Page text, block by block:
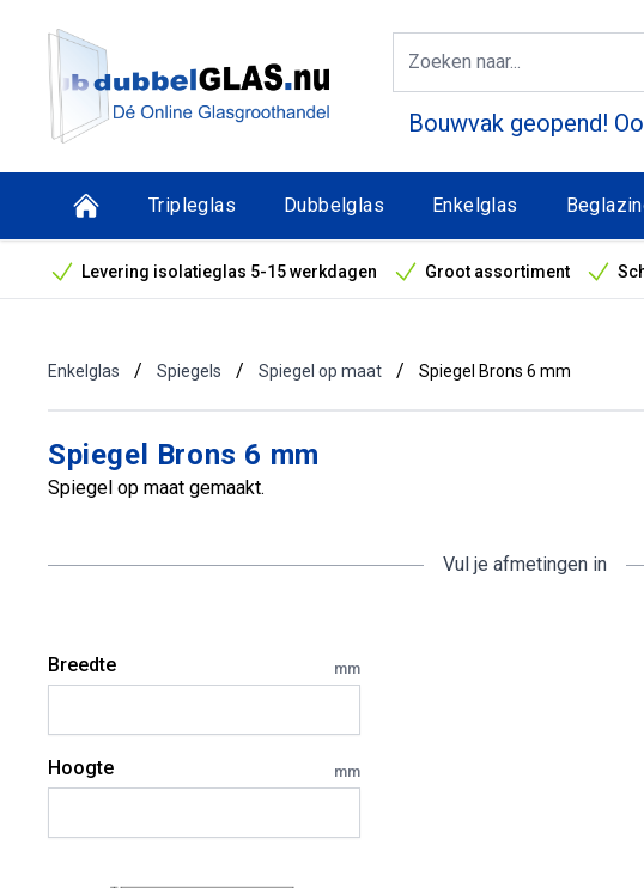
Bouwvak geopend!
Tripleglas Dubbelglas Enkelglas
Levering isolatieglas 5-15 werkdagen Groot assortiment
Bouwvak geopend! Óók snelle leveringen tijdens de vakantieperiode
Enkelglas / Spiegels / Spiegel op maat / Spiegel Brons 6 mm
Spiegel Brons 6 mm
Spiegel op maat gemaakt.
Vul je afmetingen in
Breedte mm
Hoogte mm